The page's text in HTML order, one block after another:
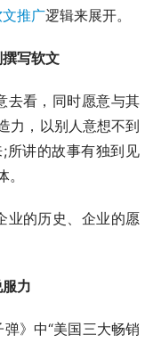
推广逻辑来展开。
写软文
力，以别人意想不到
所讲的故事有独到见
力